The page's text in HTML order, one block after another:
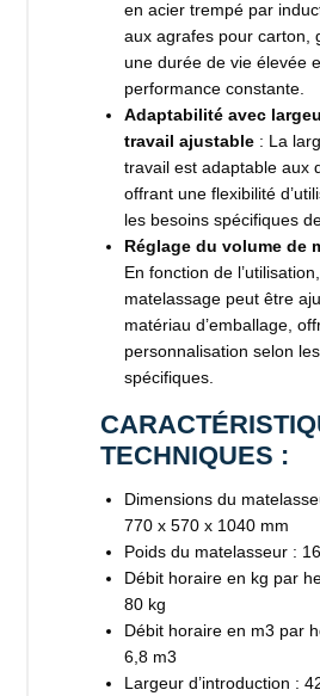
en acier trempé par
aux agrafes pour carton,
une durée de vie élevée
performance constante.
Adaptabilité avec
travail ajustable : La
travail est adaptable aux
offrant une flexibilité
les besoins spécifiques
Réglage du volume de
En fonction de
matelassage peut être
matériau d’emballage,
personnalisation selon
spécifiques.
TECHNIQUES :
Dimensions du
770 x 570 x 1040 mm
Poids du matelasseur :
Débit horaire en kg par
80 kg
Débit horaire en m3 par
6,8 m3
Largeur d’introduction :